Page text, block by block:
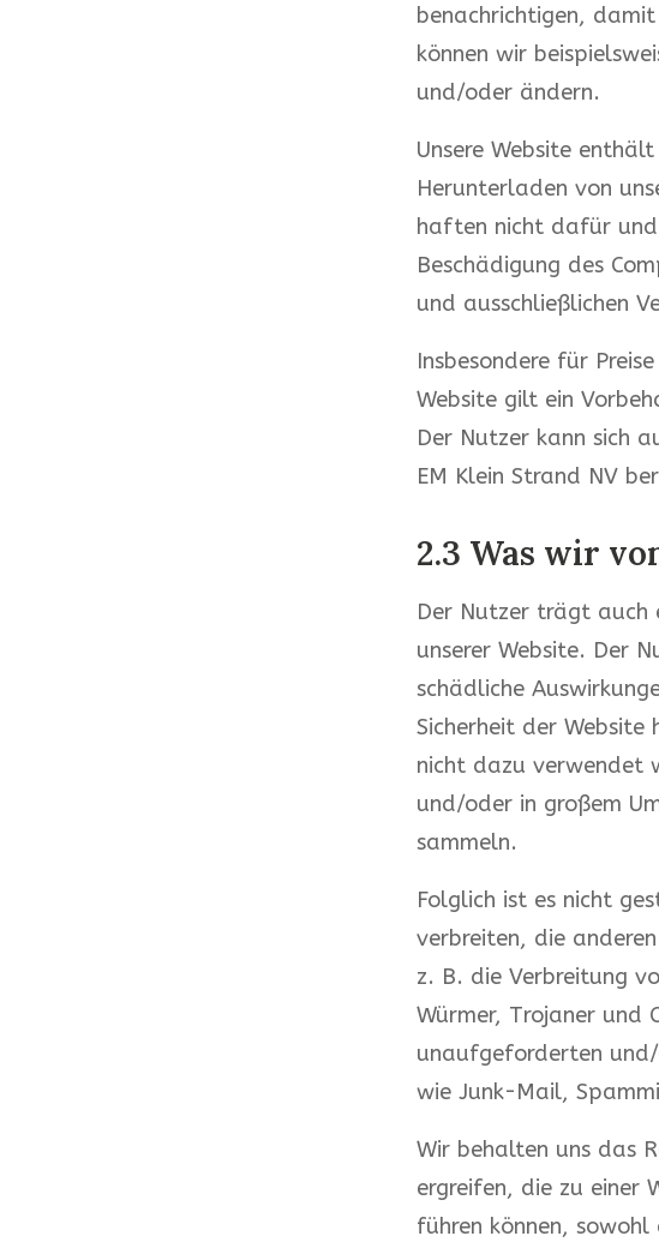
benachrichtigen,
können wir
und/oder ändern.
Unsere Website
Herunterladen von
haften nicht dafür und
Beschädigung des
und ausschließlichen
Insbesondere für
Website gilt ein
Der Nutzer kann sich
EM Klein Strand NV
2.3 Was wir
Der Nutzer trägt auch
unserer Website. Der
schädliche
Sicherheit der Website
nicht dazu verwendet
und/oder in großem
sammeln.
Folglich ist es nicht
verbreiten, die
z. B. die Verbreitung
Würmer, Trojaner und
unaufgeforderten
wie Junk-Mail,
Wir behalten uns das
ergreifen, die zu einer
führen können,